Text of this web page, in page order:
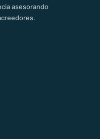
asesorando